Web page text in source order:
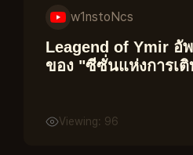
w1nstoNcs
Leagend of Ymir อั
ของ "ซีซั่นแห่งการเ
Viewing: 96